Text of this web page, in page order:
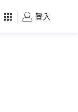
好食玩飛
登入